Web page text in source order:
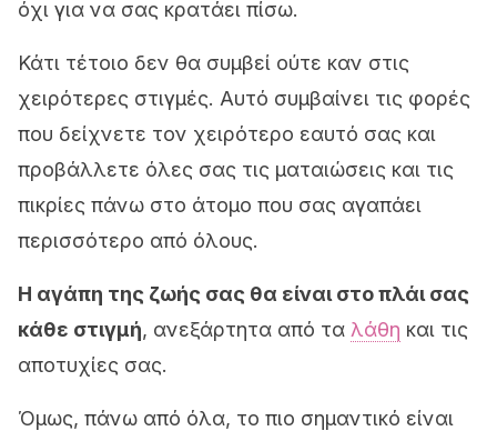
όχι για να σας κρατάει πίσω.
Κάτι τέτοιο δεν θα συμβεί ούτε καν στις
χειρότερες στιγμές. Αυτό συμβαίνει τις φορές
που δείχνετε τον χειρότερο εαυτό σας και
προβάλλετε όλες σας τις ματαιώσεις και τις
πικρίες πάνω στο άτομο που σας αγαπάει
περισσότερο από όλους.
Η αγάπη της ζωής σας θα είναι στο πλάι σας
κάθε στιγμή, ανεξάρτητα από τα λάθη και τις
αποτυχίες σας.
Όμως, πάνω από όλα, το πιο σημαντικό είναι